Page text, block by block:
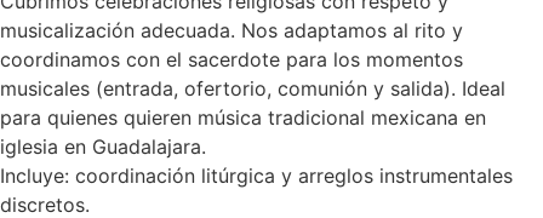
musicalización adecuada. Nos adaptamos al rito y
coordinamos con el sacerdote para los momentos
musicales (entrada, ofertorio, comunión y salida). Ideal
para quienes quieren música tradicional mexicana en
iglesia en Guadalajara.
Incluye: coordinación litúrgica y arreglos instrumentales
discretos.